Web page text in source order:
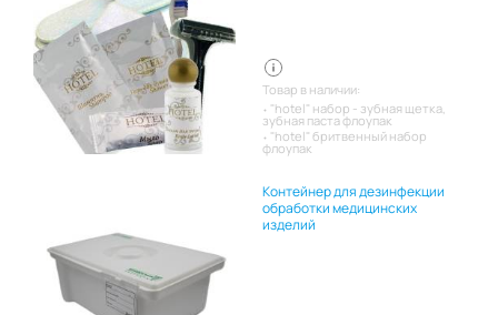
Товар в наличии:
"hotel" набор - зубная щетка,
зубная паста флоупак
"hotel" бритвенный набор
флоупак
Контейнер для дезинфекции
обработки медицинских
изделий